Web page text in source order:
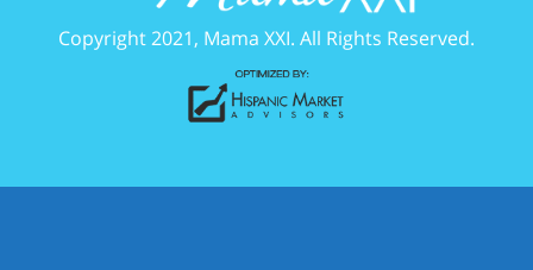
Copyright 2021, Mama XXI. All Rights Reserved.